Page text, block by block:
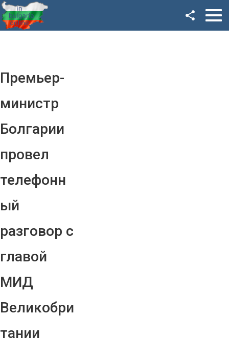
Премьер-
министр
Болгарии
провел
телефонн
ый
разговор с
главой
МИД
Великобри
тании